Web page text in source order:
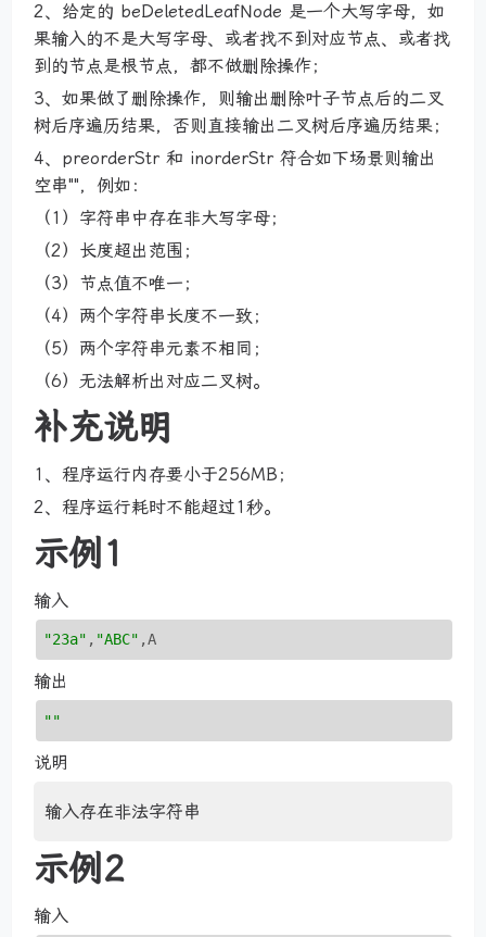
2、给定的 beDeletedLeafNode 是一个大写字母，如
果输入的不是大写字母、或者找不到对应节点、或者找
到的节点是根节点，都不做删除操作；
3、如果做了删除操作，则输出删除叶子节点后的二叉
树后序遍历结果，否则直接输出二叉树后序遍历结果；
4、preorderStr 和 inorderStr 符合如下场景则输出
空串""，例如：
（1）字符串中存在非大写字母；
（2）长度超出范围；
（3）节点值不唯一；
（4）两个字符串长度不一致；
（5）两个字符串元素不相同；
（6）无法解析出对应二叉树。
补充说明
1、程序运行内存要小于256MB；
2、程序运行耗时不能超过1秒。
示例1
输入
"23a" , "ABC" ,A
输出
""
说明
输入存在非法字符串
示例2
输入